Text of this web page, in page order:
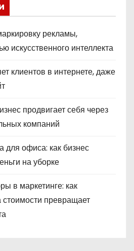
рекламы,
искусственного интеллекта
клиентов в интернете, даже
продвигает себя через
компаний
для офиса: как бизнес
на уборке
в маркетинге: как
стоимости превращает